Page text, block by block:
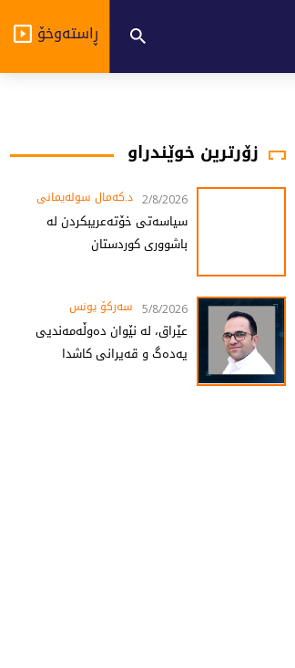
ڕاستەوخۆ
زۆرترین خوێندراو
2/8/2026 د.کەمال سولەیمانی
سیاسەتی خۆتەعریبکردن لە
باشووری کوردستان
5/8/2026 سەرکۆ یونس
عێراق، لە نێوان دەوڵەمەندیی
یەدەگ و قەیرانی کاشدا